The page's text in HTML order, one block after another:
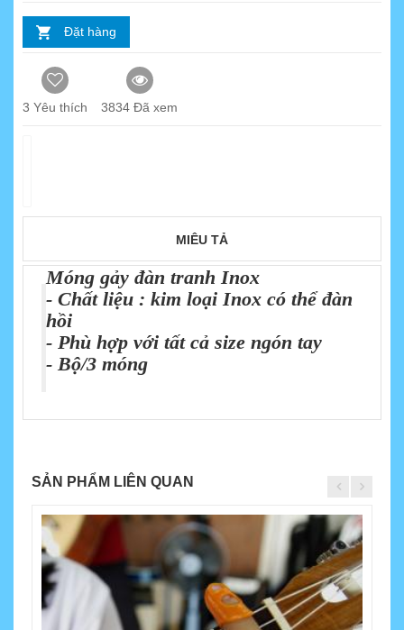
Đặt hàng
3 Yêu thích 3834 Đã xem
MIÊU TẢ
Móng gảy đàn tranh Inox
- Chất liệu : kim loại Inox có thể đàn
hồi
- Phù hợp với tất cả size ngón tay
- Bộ/3 móng
SẢN PHẨM LIÊN QUAN